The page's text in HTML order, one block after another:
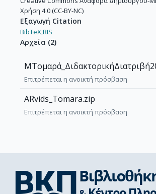
Χρήση 4.0 (CC-BY-NC)
Εξαγωγή Citation
BibTeX,RIS
Αρχεία (2)
Επιτρέπεται η ανοικτή πρόσβαση
ARvids_Tomara.zip
Επιτρέπεται η ανοικτή πρόσβαση